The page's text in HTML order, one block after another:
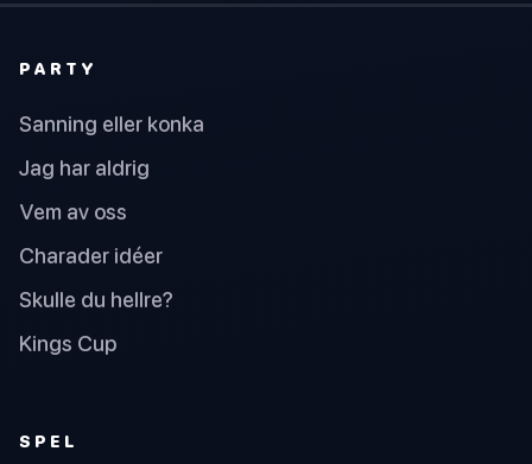
PARTY
Sanning eller konka
Jag har aldrig
Vem av oss
Charader idéer
Skulle du hellre?
Kings Cup
SPEL